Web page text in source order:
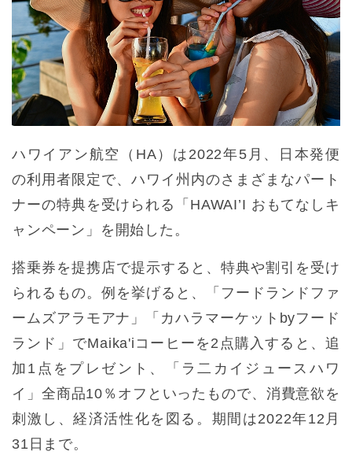
ハワイアン航空（HA）は2022年5月、日本発便
の利用者限定で、ハワイ州内のさまざまなパート
ナーの特典を受けられる「HAWAI’I おもてなしキ
ャンペーン」を開始した。
搭乗券を提携店で提示すると、特典や割引を受け
られるもの。例を挙げると、「フードランドファ
ームズアラモアナ」「カハラマーケットbyフード
ランド」でMaika'iコーヒーを2点購入すると、追
加1点をプレゼント、「ラ二カイジュースハワ
イ」全商品10％オフといったもので、消費意欲を
刺激し、経済活性化を図る。期間は2022年12月
31日まで。